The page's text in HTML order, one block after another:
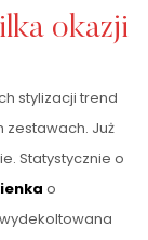
okazji
stylizacji trend
Już
Statystycznie o
o